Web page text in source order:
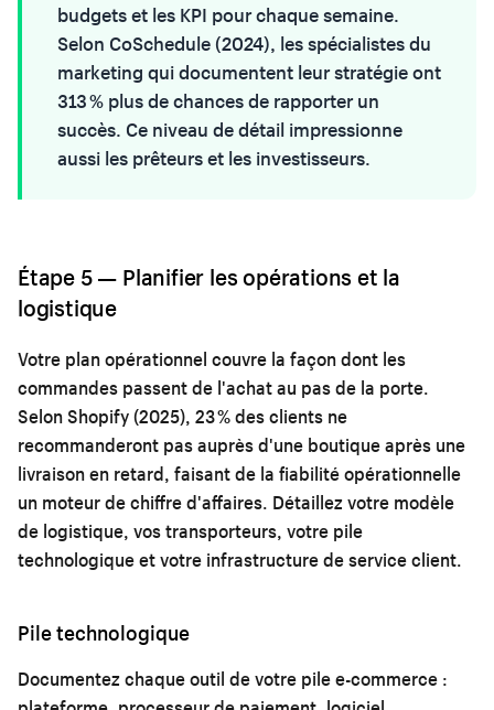
budgets et les KPI pour chaque semaine.
Selon CoSchedule (2024), les spécialistes du
marketing qui documentent leur stratégie ont
313 % plus de chances de rapporter un
succès. Ce niveau de détail impressionne
aussi les prêteurs et les investisseurs.
Étape 5 — Planifier les opérations et la
logistique
Votre plan opérationnel couvre la façon dont les
commandes passent de l'achat au pas de la porte.
Selon Shopify (2025), 23 % des clients ne
recommanderont pas auprès d'une boutique après une
livraison en retard, faisant de la fiabilité opérationnelle
un moteur de chiffre d'affaires. Détaillez votre modèle
de logistique, vos transporteurs, votre pile
technologique et votre infrastructure de service client.
Pile technologique
Documentez chaque outil de votre pile e-commerce :